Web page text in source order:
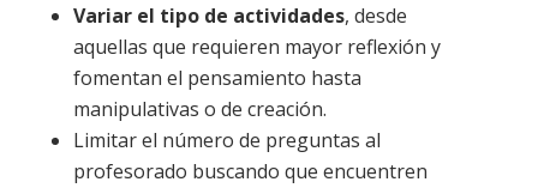
Variar el tipo de actividades, desde
aquellas que requieren mayor reflexión y
fomentan el pensamiento hasta
manipulativas o de creación.
Limitar el número de preguntas al
profesorado buscando que encuentren